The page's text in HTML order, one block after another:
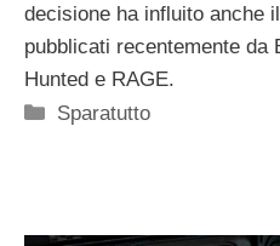
decisione ha influito anche il
pubblicati recentemente da
Hunted e RAGE.
Categorie
Sparatutto